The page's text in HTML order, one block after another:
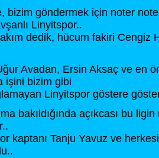
bizim göndermek için noter
Linyitspor..
dedik, hücum fakiri Cengiz
Avadan, Ersin Aksaç ve en
işini bizim gibi
Linyitspor göstere
bakıldığında açıkcası bu
kaptanı Tanju Yavuz ve